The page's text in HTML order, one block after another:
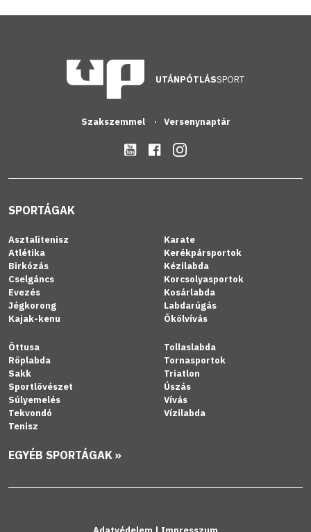
UTÁNPÓTLÁSSPORT
Szakszemmel Versenynaptár
SPORTÁGAK
Asztalitenisz
Atlétika
Birkózás
Cselgáncs
Evezés
Jégkorong
Kajak-kenu
Karate
Kerékpársportok
Kézilabda
Korcsolyasportok
Kosárlabda
Labdarúgás
Ökölvívás
Öttusa
Röplabda
Sakk
Sportlövészet
Súlyemelés
Tekvondó
Tenisz
Tollaslabda
Tornasportok
Triatlon
Úszás
Vívás
Vízilabda
EGYÉB SPORTÁGAK »